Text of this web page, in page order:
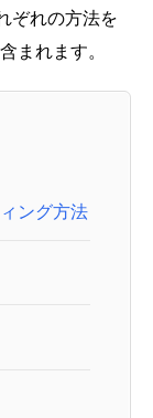
ぞれの方法を
まれます。
ング方法